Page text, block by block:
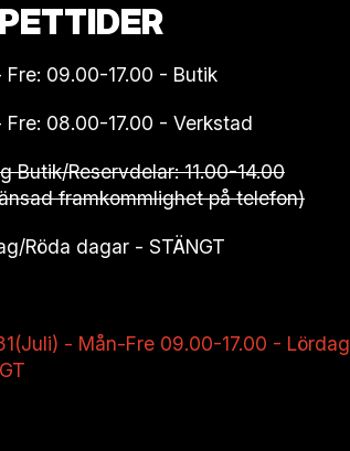
Fre: 09.00-17.00 - Butik
Fre: 08.00-17.00 - Verkstad
Butik/Reservdelar: 11.00-14.00
framkommlighet på telefon)
Röda dagar - STÄNGT
- Mån-Fre 09.00-17.00 - Lördag